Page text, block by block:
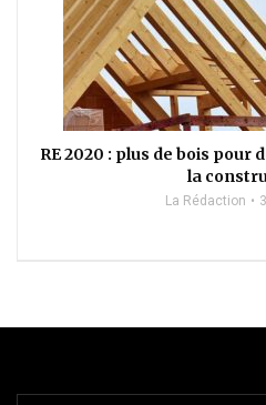
RE 2020 : plus de bois pour
la
La Rédaction